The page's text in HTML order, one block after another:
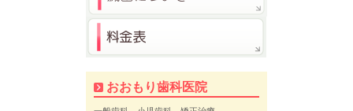
おおもり歯科医院